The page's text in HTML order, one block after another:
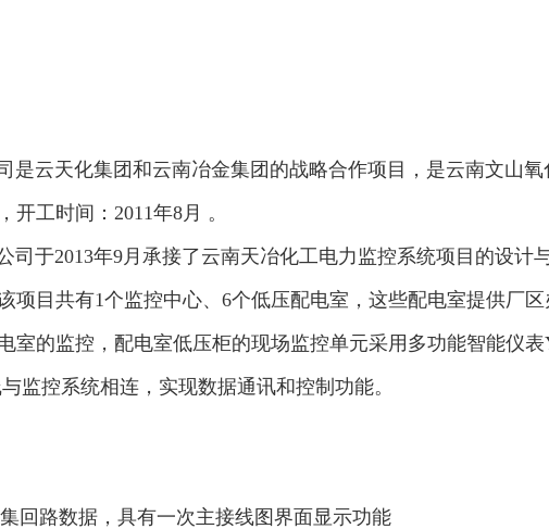
云天化集团和云南冶金集团的战略合作项目，是云南文山
工时间：2011年8月 。
于2013年9月承接了云南天冶化工电力监控系统项目的设计
项目共有1个监控中心、6个低压配电室，这些配电室提供厂
室的监控，配电室低压柜的现场监控单元采用多功能智能仪
监控系统相连，实现数据通讯和控制功能。
回路数据，具有一次主接线图界面显示功能